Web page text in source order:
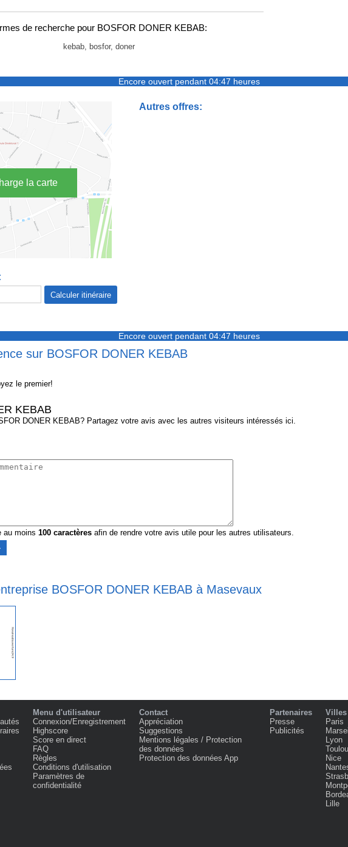
de recherche pour BOSFOR DONER KEBAB:
kebab, bosfor, doner
Encore ouvert pendant 04:47 heures
la carte
Autres offres:
Encore ouvert pendant 04:47 heures
sur BOSFOR DONER KEBAB
le premier!
KEBAB
DONER KEBAB? Partagez votre avis avec les autres visiteurs intéressés ici.
au moins 100caractèresafin de rendre votre avis utile pour les autres utilisateurs.
BOSFOR DONER KEBAB à Masevaux
Menu d'utilisateur
Connexion/Enregistrement
Highscore
Score en direct
FAQ
Règles
Conditions d'utilisation
Paramètres de
confidentialité
Contact
Appréciation
Suggestions
Mentions légales / Protection
des données
Protection des données App
Partenaires
Presse
Publicités
Villes
Paris
Lyon
Nice
Lille